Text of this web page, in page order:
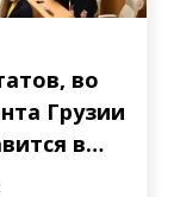
во
Грузии
в